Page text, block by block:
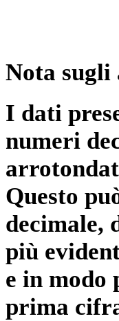
Nota
I dati
numeri
Questo
decimale,
più
e in modo
prima